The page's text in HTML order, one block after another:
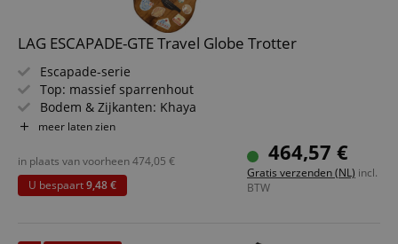
LAG ESCAPADE-GTE Travel Globe Trotter
Escapade-serie
Top: massief sparrenhout
Bodem & Zijkanten: Khaya
Toets/Hals: Brown Brankowood / Khaya
Kleur & Afwerking: Naturel, Satin
meer laten zien
464,57 €
Gratis verzenden (NL) incl.
BTW
in plaats van voorheen474,05 €
U bespaart9,48 €